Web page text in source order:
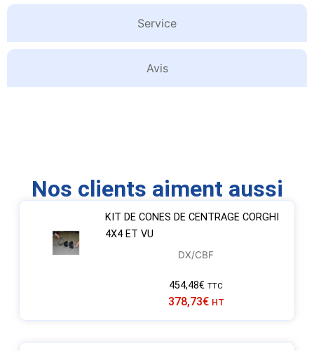
Service
Avis
Nos clients aiment aussi
KIT DE CONES DE CENTRAGE CORGHI
4X4 ET VU
DX/CBF
454,48€ TTC
378,73€ HT